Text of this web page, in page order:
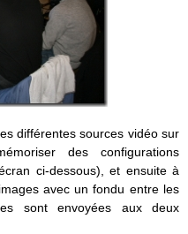
différentes sources vidéo sur
des configurations
ci-dessous), et ensuite à
avec un fondu entre les
sont envoyées aux deux